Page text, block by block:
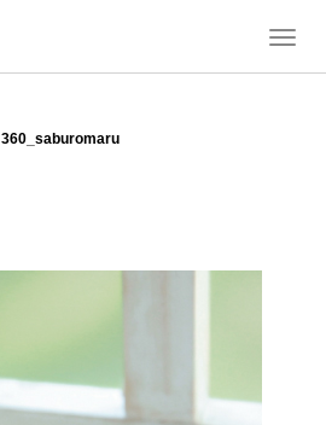
T
360_saburomaru